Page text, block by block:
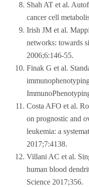
Shah AT et al.
cancer cell
Irish JM et al.
networks: towards
2006;6:146-55.
Finak G et al.
Costa AFO et al.
on prognostic and
leukemia: a
2017;7:4138.
Villani AC et al.
human blood
Science 2017;356.